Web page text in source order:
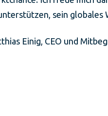
sein globales
Einig, CEO und